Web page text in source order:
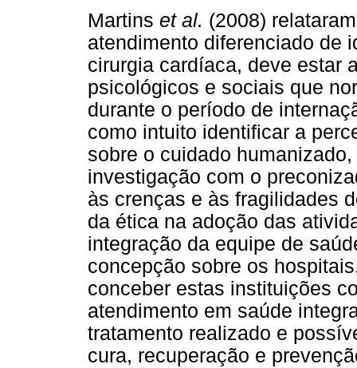
Martins et al. (2008)
atendimento diferenciado de
cirurgia cardíaca, deve estar
psicológicos e sociais que
durante o período de
como intuito identificar a
sobre o cuidado
investigação com o
às crenças e às fragilidades
da ética na adoção das
integração da equipe de
concepção sobre os
conceber estas instituições
atendimento em saúde
tratamento realizado e
cura, recuperação e